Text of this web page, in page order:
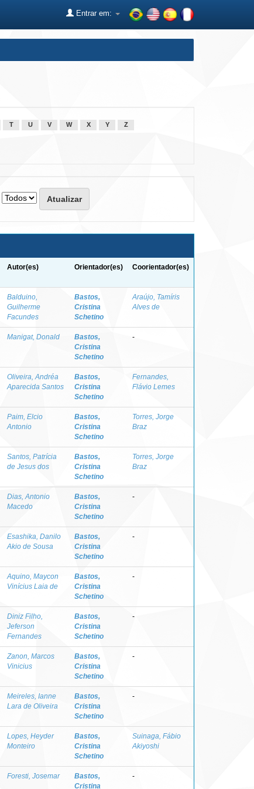
Entrar em:
T U V W X Y Z
Autor(es) Orientador(es) Coorientador(es)
Balduino,
Guilherme
Facundes
Bastos,
Cristina
Schetino
Araújo, Tamíris
Alves de
Manigat, Donald
Bastos,
Cristina
Schetino
-
Oliveira, Andréa
Aparecida Santos
Bastos,
Cristina
Schetino
Fernandes,
Flávio Lemes
Paim, Elcio
Antonio
Bastos,
Cristina
Schetino
Torres, Jorge
Braz
Santos, Patrícia
de Jesus dos
Bastos,
Cristina
Schetino
Torres, Jorge
Braz
Dias, Antonio
Macedo
Bastos,
Cristina
Schetino
-
Esashika, Danilo
Akio de Sousa
Bastos,
Cristina
Schetino
-
Aquino, Maycon
Vinícius Laia de
Bastos,
Cristina
Schetino
-
Diniz Filho,
Jeferson
Fernandes
Bastos,
Cristina
Schetino
-
Zanon, Marcos
Vinicius
Bastos,
Cristina
Schetino
-
Meireles, Ianne
Lara de Oliveira
Bastos,
Cristina
Schetino
-
Lopes, Heyder
Monteiro
Bastos,
Cristina
Schetino
Suinaga, Fábio
Akiyoshi
Foresti, Josemar
Bastos,
Cristina
-